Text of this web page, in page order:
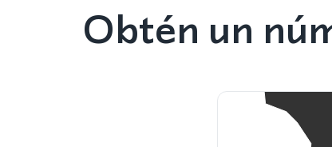
Obtén un